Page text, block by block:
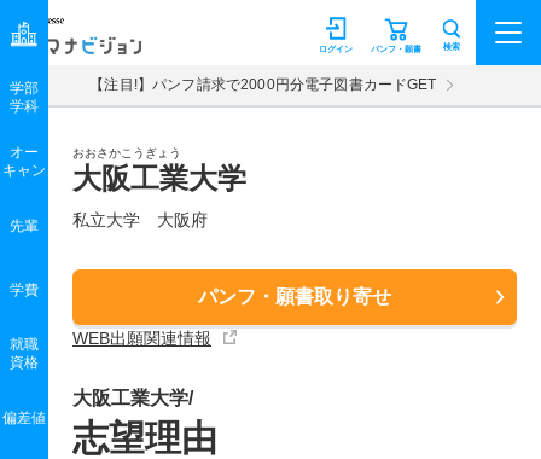
マナビジョン パンフ・願書
ログイン 検索
【注目!】パンフ請求で2000円分電子図書カードGET
おおさかこうぎょう
大阪工業大学
私立大学 大阪府
パンフ・願書取り寄せ
WEB出願関連情報
学部
学科
オー
キャン
先輩
学費
就職
資格
偏差値
大阪工業大学/
志望理由